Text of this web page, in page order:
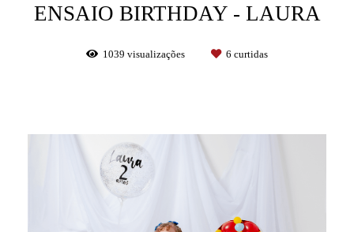
ENSAIO BIRTHDAY - LAURA
1039 visualizações 6 curtidas